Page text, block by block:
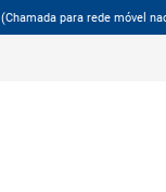
(Chamada para rede móvel